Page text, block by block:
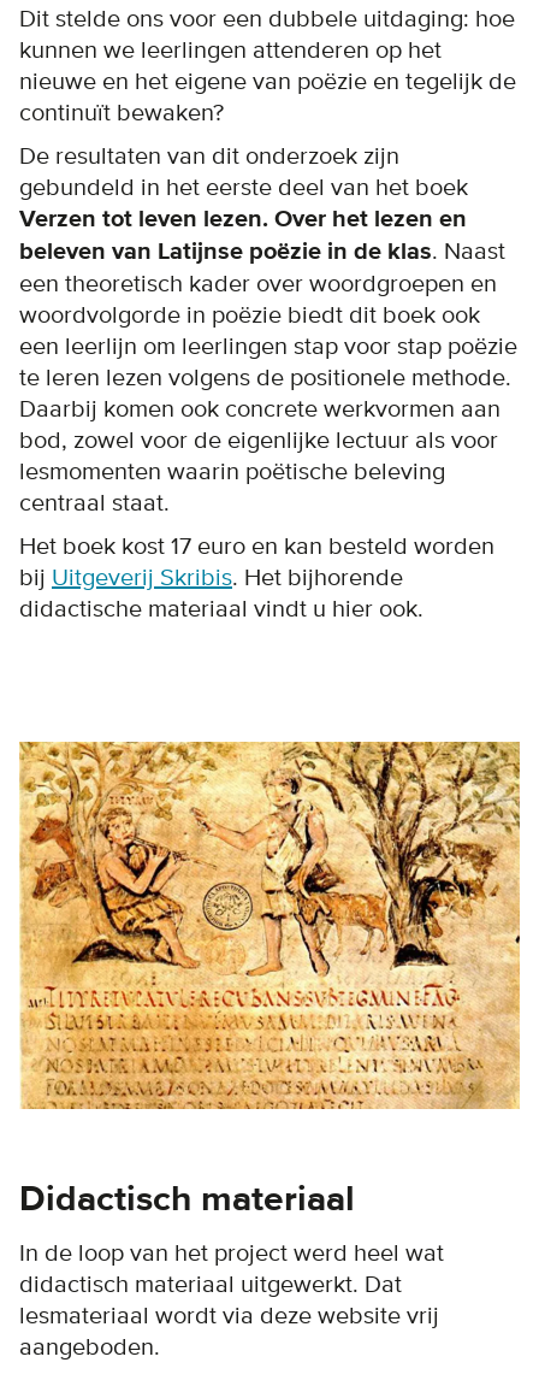
Dit stelde ons voor een dubbele uitdaging: hoe
kunnen we leerlingen attenderen op het
nieuwe en het eigene van poëzie en tegelijk de
continuït bewaken?
De resultaten van dit onderzoek zijn
gebundeld in het eerste deel van het boek
Verzen tot leven lezen. Over het lezen en
beleven van Latijnse poëzie in de klas. Naast
een theoretisch kader over woordgroepen en
woordvolgorde in poëzie biedt dit boek ook
een leerlijn om leerlingen stap voor stap poëzie
te leren lezen volgens de positionele methode.
Daarbij komen ook concrete werkvormen aan
bod, zowel voor de eigenlijke lectuur als voor
lesmomenten waarin poëtische beleving
centraal staat.
Het boek kost 17 euro en kan besteld worden
bij Uitgeverij Skribis. Het bijhorende
didactische materiaal vindt u hier ook.
Didactisch materiaal
In de loop van het project werd heel wat
didactisch materiaal uitgewerkt. Dat
lesmateriaal wordt via deze website vrij
aangeboden.